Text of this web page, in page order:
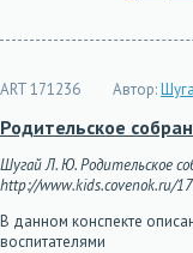
ART 171236 Автор:
Родительское
Шугай Л. Ю. Родительское
http://www.kids.covenok.ru/
В данном конспекте
воспитателями